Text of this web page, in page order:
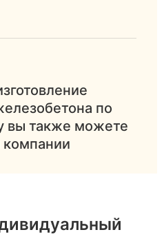
по
вы также можете
компании